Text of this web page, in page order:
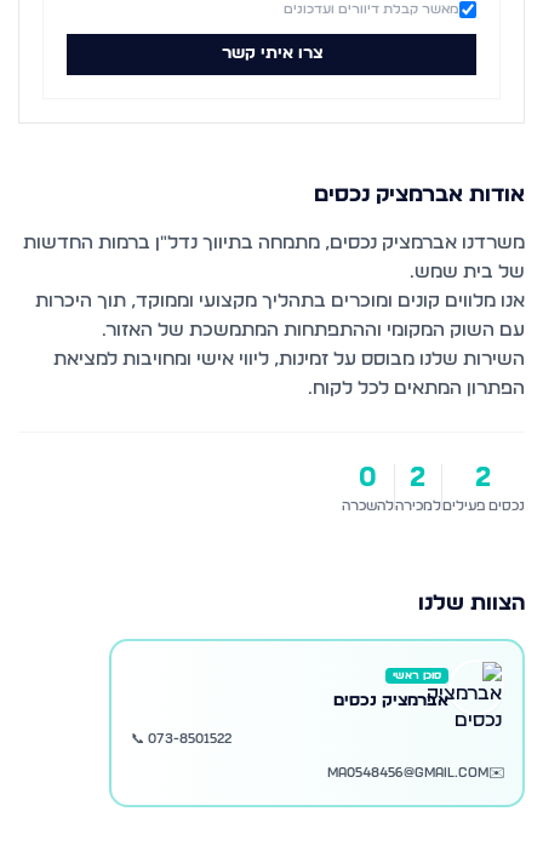
מאשר קבלת דיוורים ועדכונים
צרו איתי קשר
אודות אברמציק נכסים
משרדנו אברמציק נכסים, מתמחה בתיווך נדל"ן ברמות החדשות
אנו מלווים קונים ומוכרים בתהליך מקצועי וממוקד, תוך היכרות
השירות שלנו מבוסס על זמינות, ליווי אישי ומחויבות למציאת
הפתרון המתאים לכל לקוח.
2
נכסים פעילים
2
למכירה
0
להשכרה
הצוות שלנו
סוכן ראשי
אברמציק נכסים
📞 073-8501522
✉️
ma0548456@gmail.com